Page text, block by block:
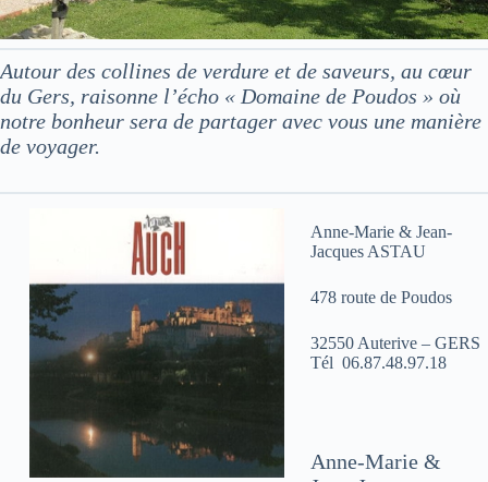
Autour des collines de verdure et de saveurs, au cœur
du Gers, raisonne l’écho « Domaine de Poudos » où
notre bonheur sera de partager avec vous une manière
de voyager.
Anne-Marie & Jean-
Jacques ASTAU
478 route de Poudos
32550 Auterive – GERS
Tél 06.87.48.97.18
Anne-Marie &